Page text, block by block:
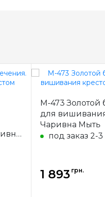
М-473 Золотой
для
Чаривна Мыть
под заказ 2-
1 893 грн.